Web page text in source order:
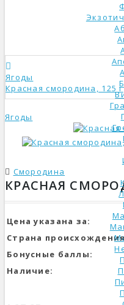
Ягоды
Красная смородина, 125 г
Ягоды
Смородина
КРАСНАЯ
Цена указана за:
Страна
Бонусные баллы:
Наличие: